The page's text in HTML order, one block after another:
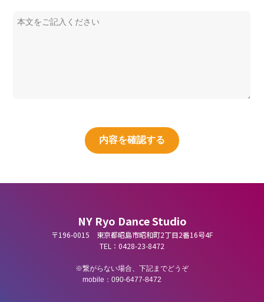
NY Ryo Dance Studio
〒196-0015 東京都昭島市昭和町2丁目2番16号4F
TEL：0428-23-8472
繋がらない場合、下記までどうぞ
mobile：090-6477-8472